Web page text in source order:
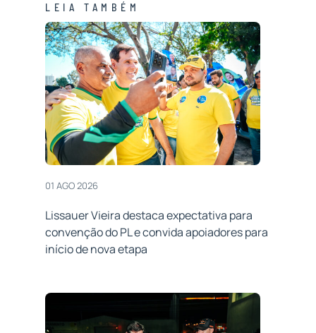
LEIA TAMBÉM
01 AGO 2026
Lissauer Vieira destaca expectativa para
convenção do PL e convida apoiadores para
início de nova etapa